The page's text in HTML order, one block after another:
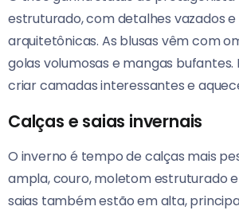
estruturado, com detalhes vazados
arquitetônicas. As blusas vêm com
golas volumosas e mangas bufantes.
criar camadas interessantes e
Calças e saias invernais
O inverno é tempo de calças mais
ampla, couro, moletom estruturado e
saias também estão em alta,